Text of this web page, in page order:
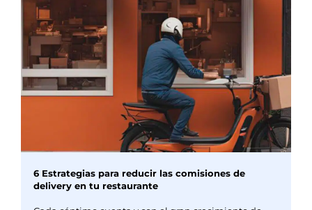
6 Estrategias para reducir las comisiones de
delivery en tu restaurante